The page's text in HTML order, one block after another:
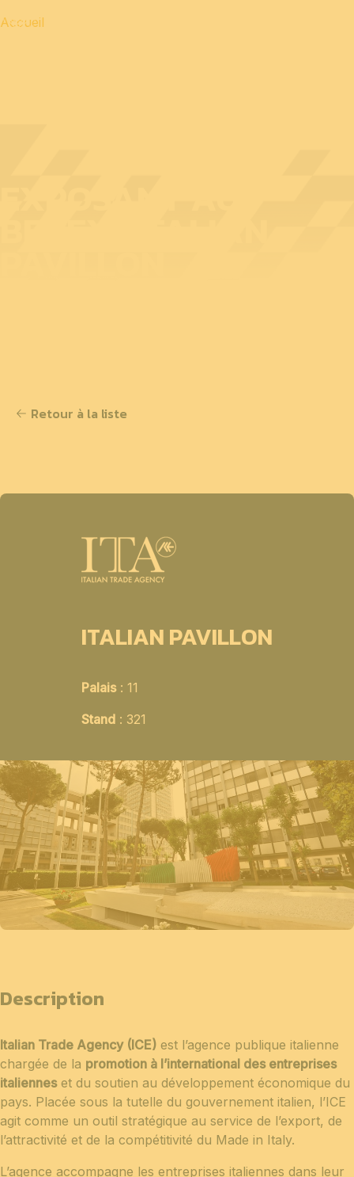
Accueil
Retour à la liste
ITALIAN PAVILLON
Palais: 11
Stand: 321
Description
Italian Trade Agency (ICE) est l’agence publique italienne
chargée de la promotion à l’international des entreprises
italienneset du soutien au développement économique du
pays. Placée sous la tutelle du gouvernement italien, l’ICE
agit comme un outil stratégique au service de l’export, de
l’attractivité et de la compétitivité du Made in Italy.
L’agence accompagne les entreprises italiennes dans leur